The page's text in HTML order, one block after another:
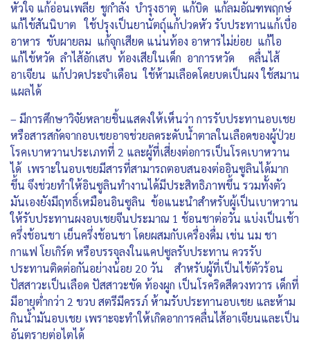
หัวใจ แก้อ่อนเพลีย ชูกำลัง บำรุงธาตุ แก้บิด แก้ลมอัณฑพฤกษ์
แก้ไข้สันนิบาต ใช้ปรุงเป็นยานัตถุ์แก้ปวดหัว รับประทานแก้เบื่อ
อาหาร ขับผายลม แก้จุกเสียด แน่นท้อง อาหารไม่ย่อย แก้ไอ
แก้ไข้หวัด ลำไส้อักเสบ ท้องเสียในเด็ก อาการหวัด คลื่นไส้
อาเจียน แก้ปวดประจำเดือน ใช้ห้ามเลือดโดยบดเป็นผง ใช้สมาน
แผลได้
– มีการศึกษาวิจัยหลายชิ้นแสดงให้เห็นว่า การรับประทานอบเชย
หรือสารสกัดจากอบเชยอาจช่วยลดระดับน้ำตาลในเลือดของผู้ป่วย
โรคเบาหวานประเภทที่ 2 และผู้ที่เสี่ยงต่อการเป็นโรคเบาหวาน
ได้ เพราะในอบเชยมีสารที่สามารถตอบสนองต่ออินซูลินได้มาก
ขึ้น จึงช่วยทำให้อินซูลินทำงานได้มีประสิทธิภาพขึ้น รวมทั้งตัว
มันเองยังมีฤทธิ์เหมือนอินซูลิน ข้อแนะนำสำหรับผู้เป็นเบาหวาน
ให้รับประทานผงอบเชยจีนประมาณ 1 ช้อนชาต่อวัน แบ่งเป็นเช้า
ครึ่งช้อนชา เย็นครึ่งช้อนชา โดยผสมกับเครื่องดื่ม เช่น นม ชา
กาแฟ โยเกิร์ต หรือบรรจุลงในแคปซูลรับประทาน ควรรับ
ประทานติดต่อกันอย่างน้อย 20 วัน สำหรับผู้ที่เป็นไข้ตัวร้อน
ปัสสาวะเป็นเลือด ปัสสาวะขัด ท้องผูก เป็นโรคริดสีดวงทวาร เด็กที่
มีอายุต่ำกว่า 2 ขวบ สตรีมีครรภ์ ห้ามรับประทานอบเชย และห้าม
กินน้ำมันอบเชย เพราะจะทำให้เกิดอาการคลื่นไส้อาเจียนและเป็น
อันตรายต่อไตได้